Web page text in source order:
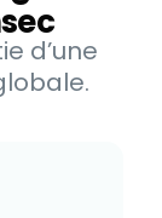
d’une